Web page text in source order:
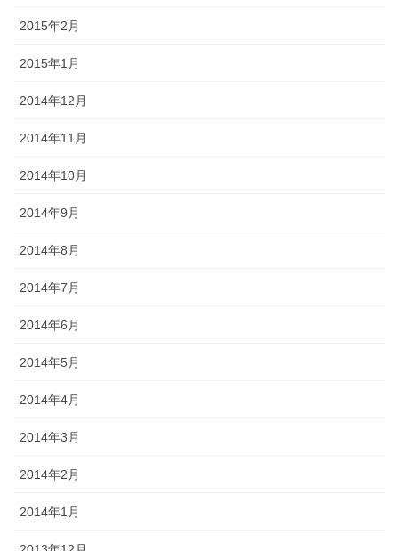
2015年2月
2015年1月
2014年12月
2014年11月
2014年10月
2014年9月
2014年8月
2014年7月
2014年6月
2014年5月
2014年4月
2014年3月
2014年2月
2014年1月